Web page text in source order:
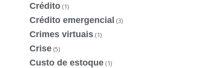
Crédito (1)
Crédito emergencial (3)
Crimes virtuais (1)
Crise (5)
Custo de estoque (1)